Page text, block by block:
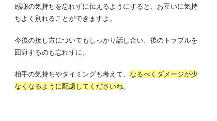
感謝の気持ちを忘れずに伝えるようにすると、お互いに気持
ちよく別れることができますよ。
今後の接し方についてもしっかり話し合い、後のトラブルを
回避するのも忘れずに。
相手の気持ちやタイミングも考えて、 なるべくダメージが少
なくなるように配慮してくださいね。